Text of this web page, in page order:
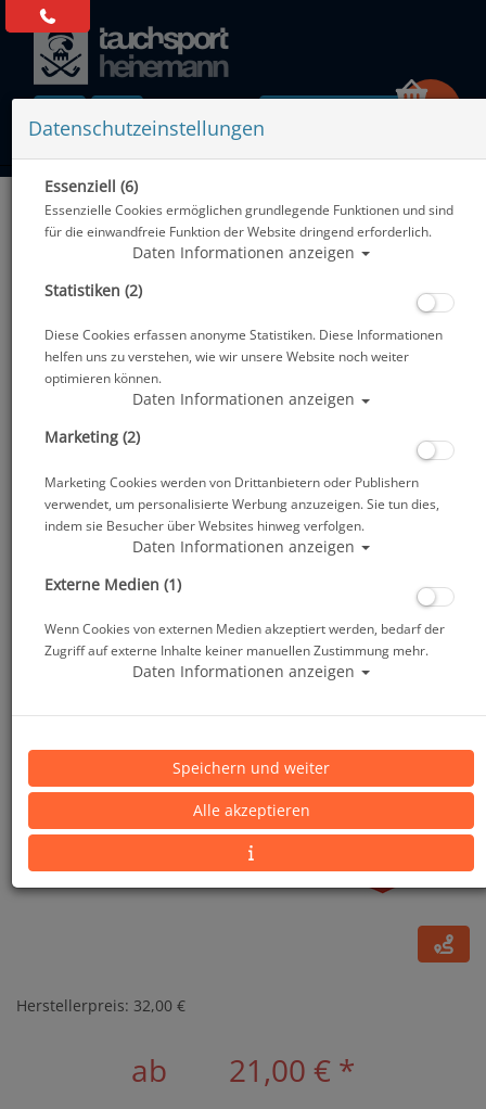
Alle Artikel zeigen aus: UV-Schutz
Mares Rash Guard Kids - Kurzarm - Girls #
Artikelnr.: mar-412560master
Herstellerpreis: 32,00 €
ab 21,00 € *
Datenschutzeinstellungen
Essenziell (6)
Essenzielle Cookies ermöglichen grundlegende Funktionen und sind
für die einwandfreie Funktion der Website dringend erforderlich.
Daten Informationen anzeigen
Statistiken (2)
Diese Cookies erfassen anonyme Statistiken. Diese Informationen
helfen uns zu verstehen, wie wir unsere Website noch weiter
optimieren können.
Daten Informationen anzeigen
Marketing (2)
Marketing Cookies werden von Drittanbietern oder Publishern
verwendet, um personalisierte Werbung anzuzeigen. Sie tun dies,
indem sie Besucher über Websites hinweg verfolgen.
Daten Informationen anzeigen
Externe Medien (1)
Wenn Cookies von externen Medien akzeptiert werden, bedarf der
Zugriff auf externe Inhalte keiner manuellen Zustimmung mehr.
Daten Informationen anzeigen
Speichern und weiter
Alle akzeptieren